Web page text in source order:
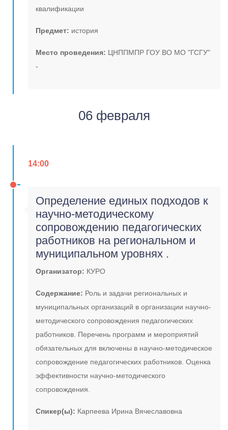
квалификации
Предмет: история
Место проведения: ЦНППМПР ГОУ ВО МО "ГСГУ"
-
06 февраля
14:00
Определение единых подходов к
научно-методическому
сопровождению педагогических
работников на региональном и
муниципальном уровнях .
Организатор: КУРО
Содержание: Роль и задачи региональных и
муниципальных организаций в организации научно-
методического сопровождения педагогических
работников. Перечень программ и мероприятий
обязательных для включены в научно-методическое
сопровождение педагогических работников. Оценка
эффективности научно-методического
сопровождения.
Спикер(ы): Карпеева Ирина Вячеславовна